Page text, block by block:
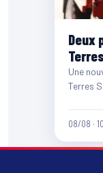
Deux
Une
Terres
08/08 ·